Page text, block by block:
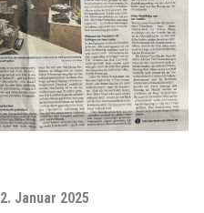
2. Januar 2025